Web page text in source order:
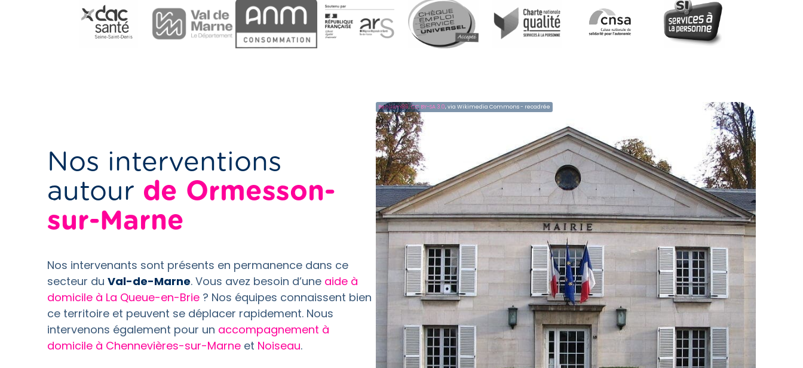
Nos interventions
autour de Ormesson-
sur-Marne
Nos intervenants sont présents en permanence dans ce
secteur du Val-de-Marne. Vous avez besoin d’une aide à
domicile à La Queue-en-Brie? Nos équipes connaissent bien
ce territoire et peuvent se déplacer rapidement. Nous
intervenons également pour un accompagnement à
domicile à Chennevières-sur-Marneet Noiseau.
Benjism89,CC BY-SA 3.0, via Wikimedia Commons - recadrée